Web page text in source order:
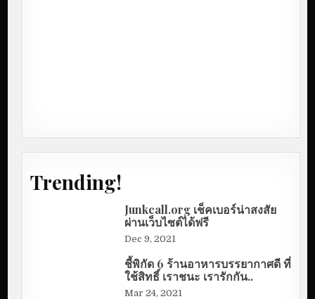
Trending!
Junkcall.org เช็คเบอร์น่าสงสัย
ผ่านเว็บไซต์ได้ฟรี
Dec 9, 2021
ชี้พิกัด 6 ร้านอาหารบรรยากาศดี ที่
ใช้สิทธิ์ เราชนะ เรารักกัน..
Mar 24, 2021